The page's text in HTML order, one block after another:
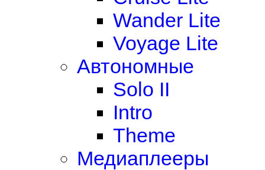
Wander Lite
Voyage Lite
Автономные
Solo II
Intro
Theme
Медиаплееры